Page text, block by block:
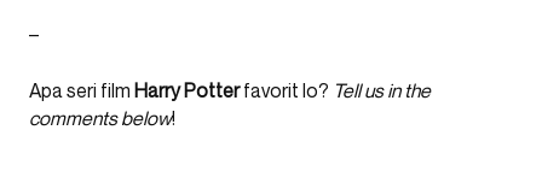
–
Apa seri film Harry Potterfavorit lo? Tell us in the
comments below!